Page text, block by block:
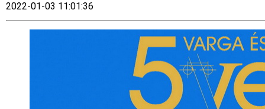
2022-01-03 11:01:36